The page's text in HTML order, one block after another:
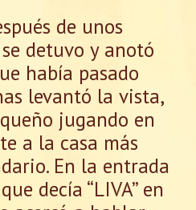
de unos
detuvo y anotó
había pasado
levantó la vista,
jugando en
a la casa más
En la entrada
decía “LIVA” en